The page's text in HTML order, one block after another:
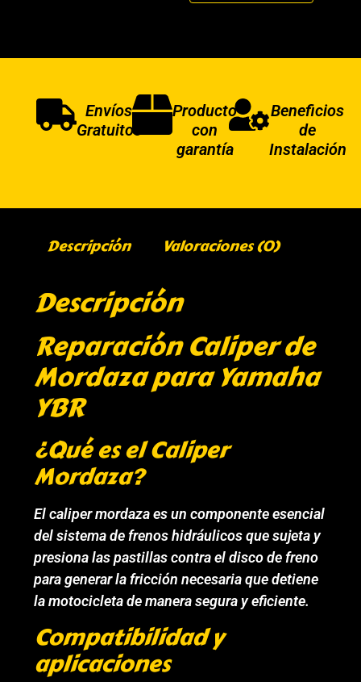
Envíos
Gratuitos
Producto
con
garantía
Beneficios
de
Instalación
Descripción Valoraciones (0)
Descripción
Reparación Caliper de
Mordaza para Yamaha
YBR
¿Qué es el Caliper
Mordaza?
El caliper mordaza es un componente esencial
del sistema de frenos hidráulicos que sujeta y
presiona las pastillas contra el disco de freno
para generar la fricción necesaria que detiene
la motocicleta de manera segura y eficiente.
Compatibilidad y
aplicaciones